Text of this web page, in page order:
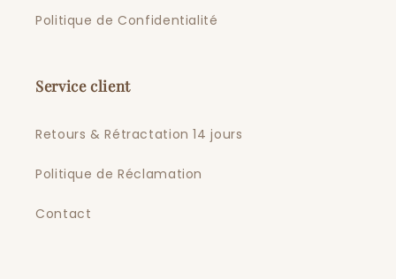
Politique de Confidentialité
Service client
Retours & Rétractation 14 jours
Politique de Réclamation
Contact